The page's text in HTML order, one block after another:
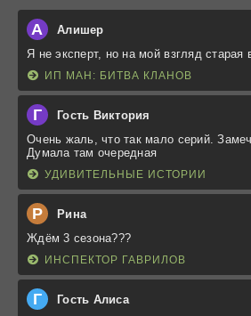
А Алишер
Я не эксперт, но на мой взгляд старая
ИП МАН: БИТВА КЛАНОВ
Г Гость Виктория
Очень жаль, что так мало серий.
Думала там очередная
УДИВИТЕЛЬНЫЕ ИСТОРИИ
Р Рина
Ждём 3 сезона???
ИНСПЕКТОР ГАВРИЛОВ
Г Гость Алиса